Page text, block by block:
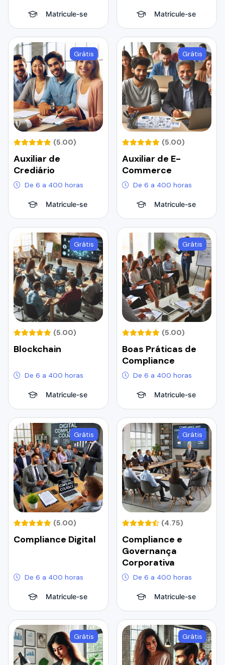
Matricule-se Matricule-se
Grátis
(5.00)
Auxiliar de
Crediário
De 6 a 400 horas
Matricule-se
Grátis
(5.00)
Auxiliar de E-
Commerce
De 6 a 400 horas
Matricule-se
Grátis
(5.00)
Blockchain
De 6 a 400 horas
Matricule-se
Grátis
(5.00)
Boas Práticas de
Compliance
De 6 a 400 horas
Matricule-se
Grátis
(5.00)
Compliance Digital
De 6 a 400 horas
Matricule-se
Grátis
(4.75)
Compliance e
Governança
Corporativa
De 6 a 400 horas
Matricule-se
Grátis Grátis